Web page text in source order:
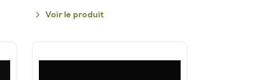
Voir le produit